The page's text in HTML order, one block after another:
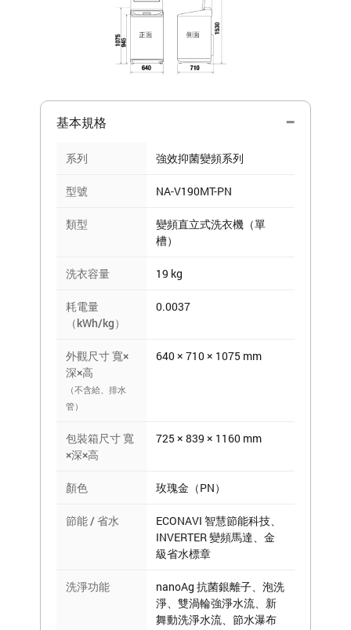
基本規格
系列 強效抑菌變頻系列
型號 NA-V190MT-PN
類型
變頻直立式洗衣機（單
槽）
洗衣容量 19 kg
耗電量
（kWh/kg）
0.0037
外觀尺寸 寬×
深×高
（不含給、排水
管）
640 × 710 × 1075 mm
包裝箱尺寸 寬
×深×高
725 × 839 × 1160 mm
顏色 玫瑰金（PN）
節能 / 省水
ECONAVI 智慧節能科技、
INVERTER 變頻馬達、金
級省水標章
洗淨功能
nanoAg 抗菌銀離子、泡洗
淨、雙渦輪強淨水流、新
舞動洗淨水流、節水瀑布